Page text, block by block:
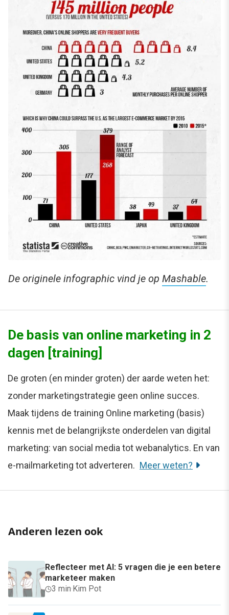
De originele infographic vind je op Mashable.
De basis van online marketing in 2
dagen [training]
De groten (en minder groten) der aarde weten het:
zonder marketingstrategie geen online succes.
Maak tijdens de training Online marketing (basis)
kennis met de belangrijkste onderdelen van digital
marketing: van social media tot webanalytics. En van
e-mailmarketing tot adverteren. Meer weten?
Anderen lezen ook
Reflecteer met AI: 5 vragen die je een betere
marketeer maken
3 min· Kim Pot